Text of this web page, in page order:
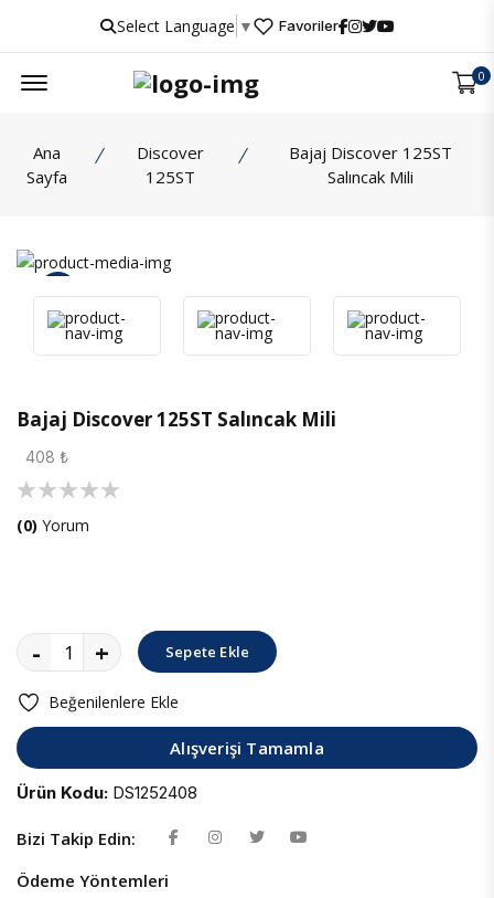
Select Language ▼ Favoriler
0
Ana
Sayfa
Discover
125ST
Bajaj Discover 125ST
Salıncak Mili
İncele
Bajaj Discover 125ST Salıncak Mili
408 ₺
(0) Yorum
- + Sepete Ekle
Beğenilenlere Ekle
Alışverişi Tamamla
Ürün Kodu: DS1252408
Bizi Takip Edin:
Ödeme Yöntemleri